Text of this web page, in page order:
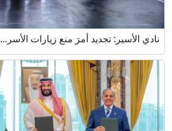
نادي الأسير: تجديد أمرَ منع زيارات الأسر...